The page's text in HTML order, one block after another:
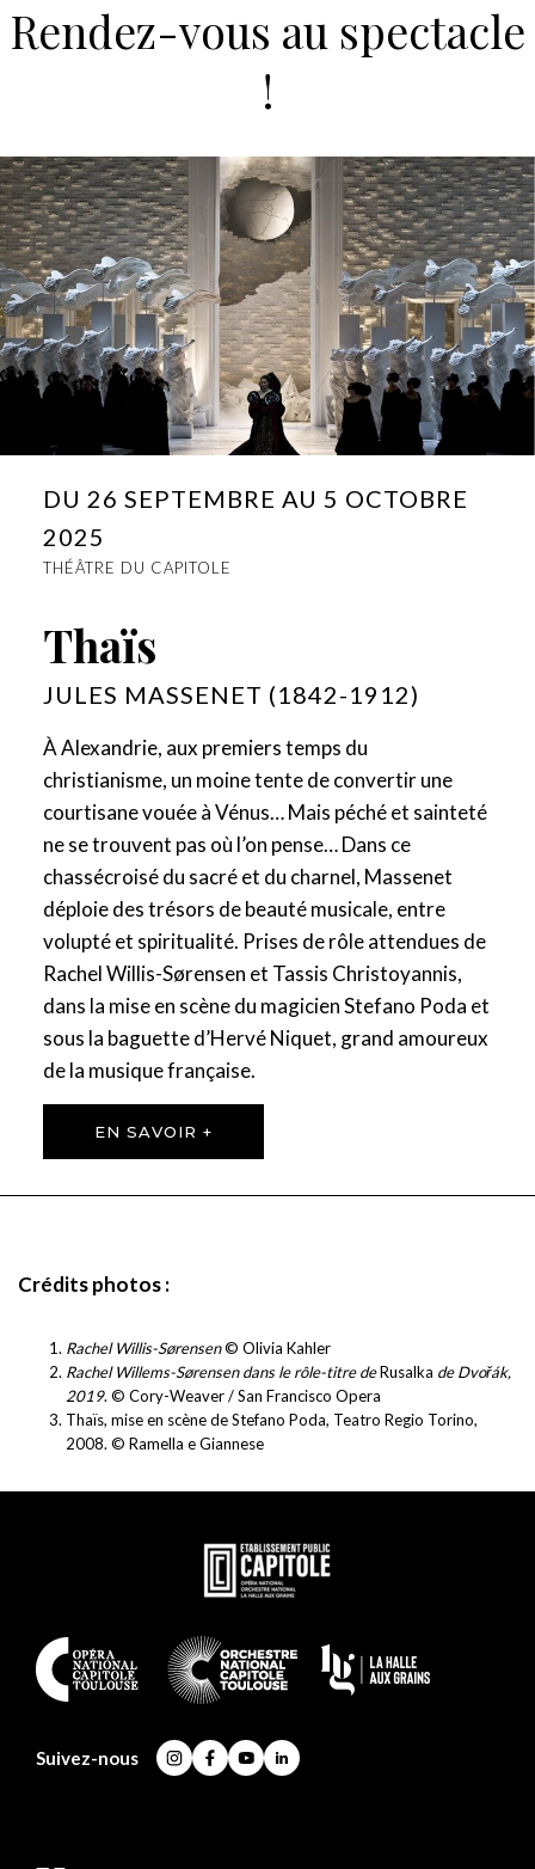
Rendez-vous au spectacle
!
DU 26 SEPTEMBRE AU 5 OCTOBRE
2025
THÉÂTRE DU CAPITOLE
Thaïs
JULES MASSENET (1842-1912)
À Alexandrie, aux premiers temps du
christianisme, un moine tente de convertir une
courtisane vouée à Vénus… Mais péché et sainteté
ne se trouvent pas où l’on pense… Dans ce
chassécroisé du sacré et du charnel, Massenet
déploie des trésors de beauté musicale, entre
volupté et spiritualité. Prises de rôle attendues de
Rachel Willis-Sørensen et Tassis Christoyannis,
dans la mise en scène du magicien Stefano Poda et
sous la baguette d’Hervé Niquet, grand amoureux
de la musique française.
EN SAVOIR +
Crédits photos :
Rachel Willis-Sørensen© Olivia Kahler
Rachel Willems-Sørensen dans le rôle-titre deRusalka de Dvořák,
2019. © Cory-Weaver / San Francisco Opera
Thaïs, mise en scène de Stefano Poda, Teatro Regio Torino,
2008. © Ramella e Giannese
En
savoir
plus
Suivez-nous
Instagram
Facebook
YouTubeLinkedIn